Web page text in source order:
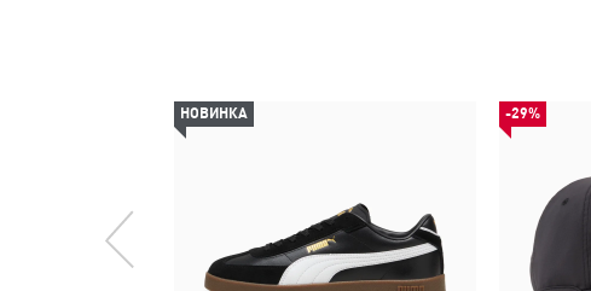
НОВИНКА -29%